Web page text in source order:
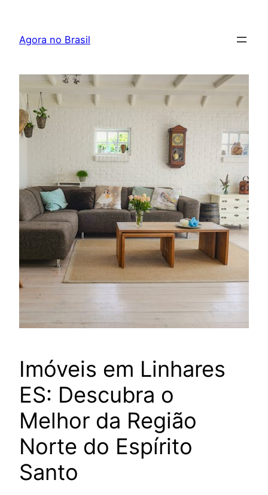
Agora no Brasil
Imóveis em Linhares
ES: Descubra o
Melhor da Região
Norte do Espírito
Santo